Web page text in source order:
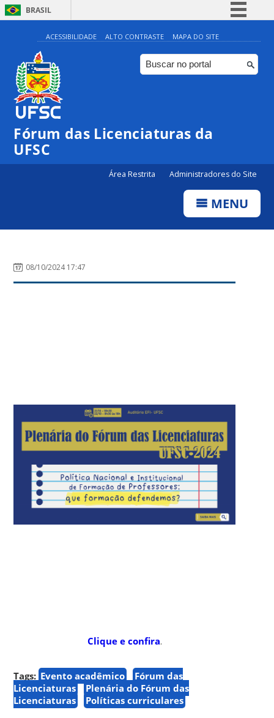
BRASIL
Simplifique!
Comunica BR
Participe
Canais
ACESSIBILIDADE ALTO CONTRASTE MAPA DO SITE
Fórum das Licenciaturas da
UFSC
Área Restrita Administradores do Site
MENU
08/10/2024 17:47
Clique e confira.
Tags: Evento acadêmico
Fórum das
Licenciaturas
Plenária do Fórum das
Licenciaturas
Políticas curriculares